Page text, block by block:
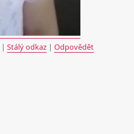
|Stálý odkaz |Odpovědět